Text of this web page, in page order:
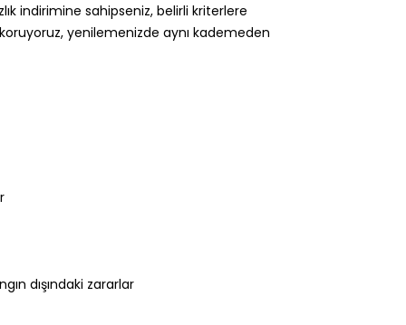
indirimine sahipseniz, belirli kriterlere
yenilemenizde aynı kademeden
dışındaki zararlar